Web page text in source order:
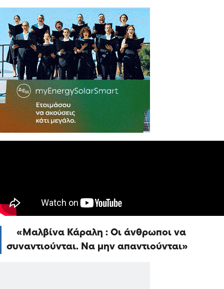
Μαλβίνα Κάραλη : Οι άνθρωποι να
συναντιούνται. Να μην απαντιούνται